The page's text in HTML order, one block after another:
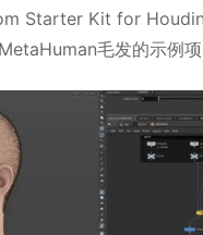
Starter Kit for
毛发的示例项